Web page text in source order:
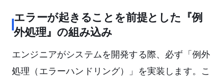
エラーが起きることを前提とした『例
外処理』の組み込み
エンジニアがシステムを開発する際、必ず「例外
処理（エラーハンドリング）」を実装します。こ